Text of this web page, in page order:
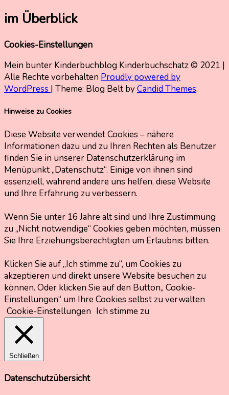
im Überblick
Cookies-Einstellungen
Mein bunter Kinderbuchblog Kinderbuchschatz © 2021 |
Alle Rechte vorbehalten Proudly powered by
WordPress | Theme: Blog Belt byCandid Themes.
Hinweise zu Cookies
Diese Website verwendet Cookies – nähere
Informationen dazu und zu Ihren Rechten als Benutzer
finden Sie in unserer Datenschutzerklärung im
Menüpunkt „Datenschutz“. Einige von ihnen sind
essenziell, während andere uns helfen, diese Website
und Ihre Erfahrung zu verbessern.
Wenn Sie unter 16 Jahre alt sind und Ihre Zustimmung
zu „Nicht notwendige“ Cookies geben möchten, müssen
Sie Ihre Erziehungsberechtigten um Erlaubnis bitten.
Klicken Sie auf „Ich stimme zu“, um Cookies zu
akzeptieren und direkt unsere Website besuchen zu
können. Oder klicken Sie auf den Button„ Cookie-
Einstellungen“ um Ihre Cookies selbst zu verwalten
Cookie-Einstellungen Ich stimme zu
Schließen
Datenschutzübersicht